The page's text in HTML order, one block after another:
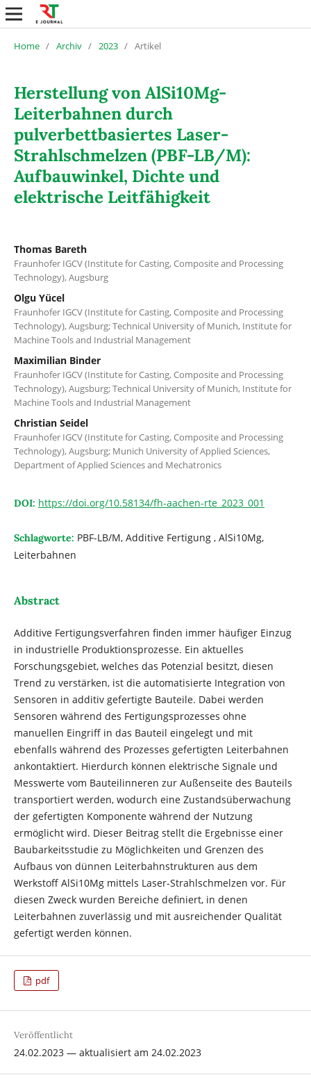
Home / Archiv / 2023 / Artikel
Herstellung von AlSi10Mg-
Leiterbahnen durch
pulverbettbasiertes Laser-
Strahlschmelzen (PBF-LB/M):
Aufbauwinkel, Dichte und
elektrische Leitfähigkeit
Thomas Bareth
Fraunhofer IGCV (Institute for Casting, Composite and Processing
Technology), Augsburg
Olgu Yücel
Fraunhofer IGCV (Institute for Casting, Composite and Processing
Technology), Augsburg; Technical University of Munich, Institute for
Machine Tools and Industrial Management
Maximilian Binder
Fraunhofer IGCV (Institute for Casting, Composite and Processing
Technology), Augsburg; Technical University of Munich, Institute for
Machine Tools and Industrial Management
Christian Seidel
Fraunhofer IGCV (Institute for Casting, Composite and Processing
Technology), Augsburg; Munich University of Applied Sciences,
Department of Applied Sciences and Mechatronics
DOI: https://doi.org/10.58134/fh-aachen-rte_2023_001
Schlagworte: PBF-LB/M, Additive Fertigung , AlSi10Mg,
Leiterbahnen
Abstract
Additive Fertigungsverfahren finden immer häufiger Einzug
in industrielle Produktionsprozesse. Ein aktuelles
Forschungsgebiet, welches das Potenzial besitzt, diesen
Trend zu verstärken, ist die automatisierte Integration von
Sensoren in additiv gefertigte Bauteile. Dabei werden
Sensoren während des Fertigungsprozesses ohne
manuellen Eingriff in das Bauteil eingelegt und mit
ebenfalls während des Prozesses gefertigten Leiterbahnen
ankontaktiert. Hierdurch können elektrische Signale und
Messwerte vom Bauteilinneren zur Außenseite des Bauteils
transportiert werden, wodurch eine Zustandsüberwachung
der gefertigten Komponente während der Nutzung
ermöglicht wird. Dieser Beitrag stellt die Ergebnisse einer
Baubarkeitsstudie zu Möglichkeiten und Grenzen des
Aufbaus von dünnen Leiterbahnstrukturen aus dem
Werkstoff AlSi10Mg mittels Laser-Strahlschmelzen vor. Für
diesen Zweck wurden Bereiche definiert, in denen
Leiterbahnen zuverlässig und mit ausreichender Qualität
gefertigt werden können.
pdf
Veröffentlicht
24.02.2023 — aktualisiert am 24.02.2023